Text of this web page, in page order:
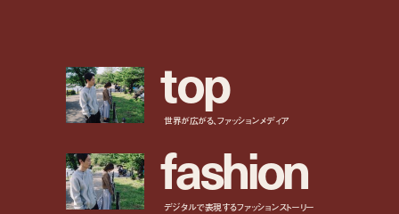
top
世界が広がる、ファッションメディア
fashion
デジタルで表現するファッションストーリー